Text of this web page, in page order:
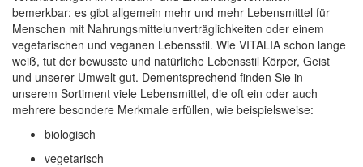
bemerkbar: es gibt allgemein mehr und mehr Lebensmittel für
Menschen mit Nahrungsmittelunverträglichkeiten oder einem
vegetarischen und veganen Lebensstil. Wie VITALIA schon lange
weiß, tut der bewusste und natürliche Lebensstil Körper, Geist
und unserer Umwelt gut. Dementsprechend finden Sie in
unserem Sortiment viele Lebensmittel, die oft ein oder auch
mehrere besondere Merkmale erfüllen, wie beispielsweise:
biologisch
vegetarisch